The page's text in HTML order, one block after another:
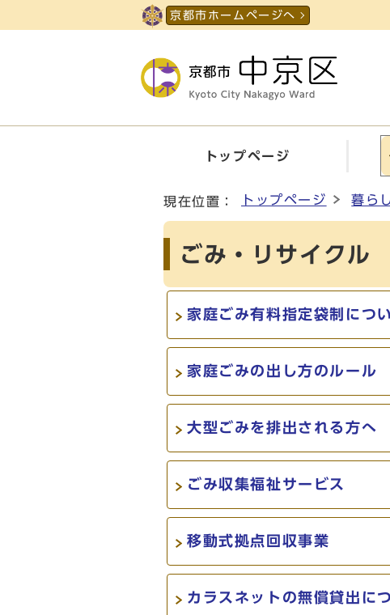
京都市ホームページへ
トップページ
現在位置： トップページ 暮ら
ごみ・リサイクル
家庭ごみ有料指定袋制につ
家庭ごみの出し方のルール
大型ごみを排出される方へ
ごみ収集福祉サービス
移動式拠点回収事業
カラスネットの無償貸出に